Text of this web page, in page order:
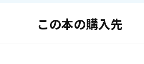
この本の購入先